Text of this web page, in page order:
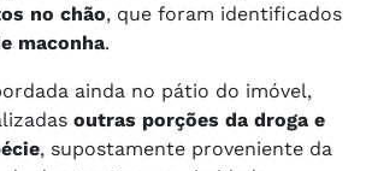
no chão, que foram identificados
maconha.
ainda no pátio do imóvel,
outras porções da droga e
, supostamente proveniente da